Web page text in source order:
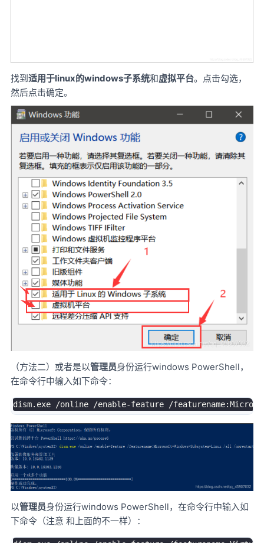
找到适用于linux的windows子系统和虚拟平台。点击勾选，
然后点击确定。
（方法二）或者是以管理员身份运行windows PowerShell，
在命令行中输入如下命令：
dism. exe /online /enable-feature /
以管理员身份运行windows PowerShell，在命令行中输入如
下命令（注意 和上面的不一样）：